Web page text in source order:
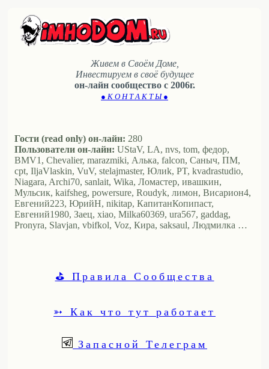
Живем в Своём Доме,
Инвестируем в своё будущее
он-лайн сообщество с 2006г.
● К О Н Т А К Т Ы ●
Гости (read only) он-лайн: 280
Пользователи он-лайн: UStaV, LA, nvs, tom, федор,
BMV1, Chevalier, marazmiki, Алька, falcon, Саныч, ПМ,
cpt, IljaVlaskin, VuV, stelajmaster, Юлиk, PT, kvadrastudio,
Niagara, Archi70, sanlait, Wika, Ломастер, ивашкин,
Мульсик, kaifsheg, powersure, Roudyk, лимон, Висариoн4,
Евгений223, ЮрийН, nikitap, КапитанКопипаст,
Евгений1980, Заец, xiao, Milka60369, ura567, gaddag,
Pronyra, Slavjan, vbifkol, Voz, Кира, saksaul, Людмилка …
⛳ Правила Сообщества
➳ Как что тут работает
Запасной Телеграм